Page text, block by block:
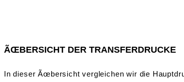
ÃŒBERSICHT DER TRANSFERDRUCKE
In dieser Ãœbersicht vergleichen wir die